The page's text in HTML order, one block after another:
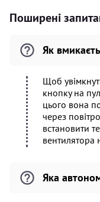
Поширені
Як
Щоб
кнопку на
цього вона
через
встановити
вентилятора
Яка